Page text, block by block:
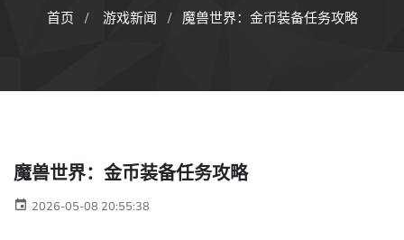
首页 游戏新闻 魔兽世界：金币装备任务攻略
魔兽世界：金币装备任务攻略
2026-05-08 20:55:38